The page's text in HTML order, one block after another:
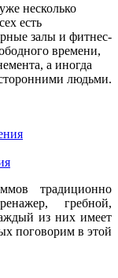
несколько
есть
залы и фитнес-
времени,
а иногда
людьми.
традиционно
гребной,
из них имеет
поговорим в этой